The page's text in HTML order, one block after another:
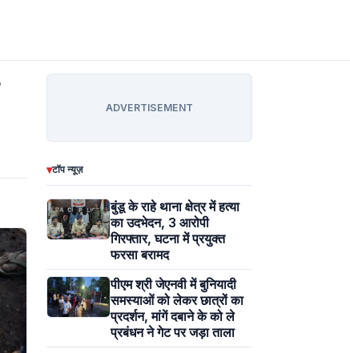
ADVERTISEMENT
▾टॉप न्यूज़
बुंडू के राहे थाना क्षेत्र में हत्या
का उदभेदन, 3 आरोपी
गिरफ्तार, घटना में प्रयुक्त
फरसा बरामद
पीएम श्री जेएनवी में बुनियादी
समस्याओं को लेकर छात्रों का
प्रदर्शन, मांगें दबाने के को ले
प्रबंधन ने गेट पर जड़ा ताला